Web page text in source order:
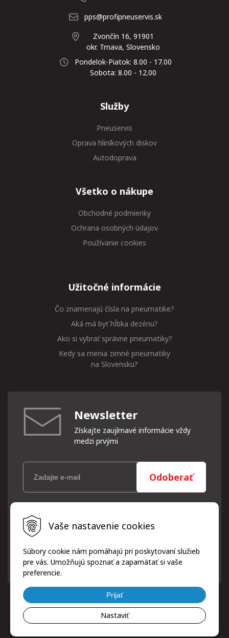
Vaše nastavenie cookies
Súbory cookie nám pomáhajú pri poskytovaní služieb
pre vás. Umožňujú spoznať a zapamätať si vaše
preferencie.
Prijať
Nastaviť
pps@profipneuservis.sk
Zvončín 16, 91901
okr. Trnava, Slovensko
Pondelok-Piatok: 8.00 - 17.00
Sobota: 8.00 - 12.00
Služby
Pneuservis
Oprava hliníkových diskov
Autodoprava
Všetko o nákupe
Obchodné podmienky
Ochrana osobných údajov
Používanie cookies
Užitočné informácie
Čo znamenajú čísla na pneumatike?
Aká má byť hĺbka dezénu?
Ako si vybrať správne pneumatiky?
Kedy sa menia zimné pneumatiky
na Slovensku?
Newsletter
Získajte zaujímavé informácie vždy
medzi prvými
Odoberať
Vaše osobné údaje (email) budeme spracovávať len za týmto
účelom v súlade s platnou legislatívou a zásadami ochrany
osobných údajov. Súhlas potvrdíte kliknutím na odkaz, ktorý
písomne, emailom alebo kliknutím na odkaz z ktoréhokoľvek
informačného emailu.
© 2026 ProfiPneuServis!